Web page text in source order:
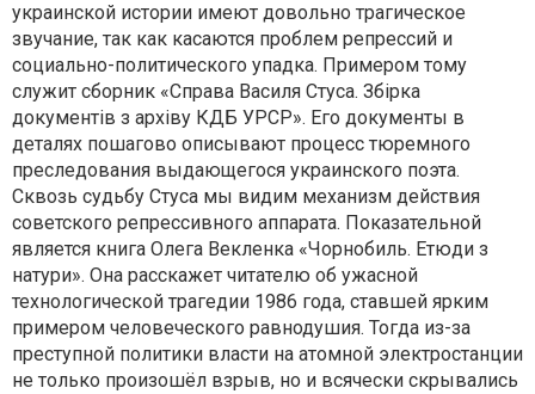
украинской истории имеют довольно трагическое
звучание, так как касаются проблем репрессий и
социально-политического упадка. Примером тому
служит сборник «Справа Василя Стуса. Збірка
документів з архіву КДБ УРСР». Его документы в
деталях пошагово описывают процесс тюремного
преследования выдающегося украинского поэта.
Сквозь судьбу Стуса мы видим механизм действия
советского репрессивного аппарата. Показательной
является книга Олега Векленка «Чорнобиль. Етюди з
натури». Она расскажет читателю об ужасной
технологической трагедии 1986 года, ставшей ярким
примером человеческого равнодушия. Тогда из-за
преступной политики власти на атомной электростанции
не только произошёл взрыв, но и всячески скрывались